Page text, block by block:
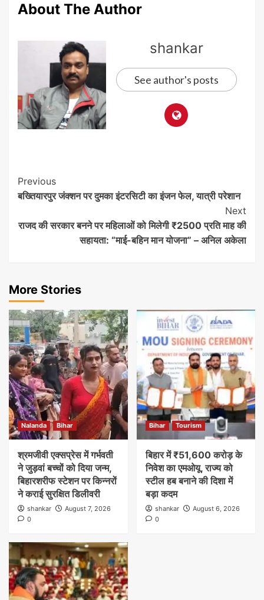
About The Author
shankar
See author's posts
Post
Navigation
Previous
बख्तियारपुर जंक्शन पर दुमका इंटरसिटी का इंजन फेल, यात्री परेशान
Next
राजद की सरकार बनने पर महिलाओं को मिलेगी ₹2500 प्रति माह की
सहायता: “माई-बहिन मान योजना” – अनिल अकेला
More Stories
Nalanda Bihar
श्रमजीवी एक्सप्रेस में गर्भवती
ने जुड़वां बच्चों को दिया जन्म,
बिहारशरीफ स्टेशन पर किन्नरों
ने कराई सुरक्षित डिलीवरी
shankar
August 7, 2026
0
Bihar Tourism
बिहार में ₹51,600 करोड़ के
निवेश का एमओयू, राज्य को
स्टील हब बनाने की दिशा में
बड़ा कदम
shankar
August 6, 2026
0